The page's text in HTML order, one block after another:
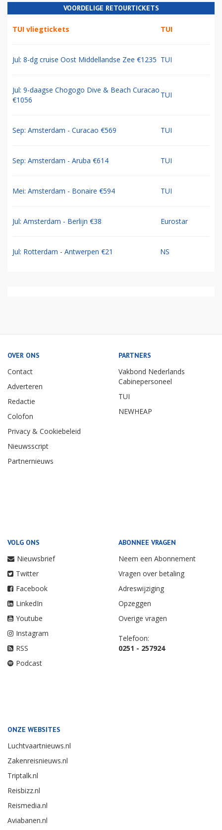
VOORDELIGE RETOURTICKETS
TUI vliegtickets TUI
Jul: 8-dg cruise Oost Middellandse Zee €1235 TUI
Jul: 9-daagse Chogogo Dive & Beach Curacao
€1056
TUI
Sep: Amsterdam - Curacao €569 TUI
Sep: Amsterdam - Aruba €614 TUI
Mei: Amsterdam - Bonaire €594 TUI
Jul: Amsterdam - Berlijn €38 Eurostar
Jul: Rotterdam - Antwerpen €21 NS
OVER ONS
Contact
Adverteren
Redactie
Colofon
Privacy & Cookiebeleid
Nieuwsscript
Partnernieuws
PARTNERS
Vakbond Nederlands
Cabinepersoneel
TUI
NEWHEAP
VOLG ONS
Nieuwsbrief
Twitter
Facebook
LinkedIn
Youtube
Instagram
RSS
Podcast
ABONNEE VRAGEN
Neem een Abonnement
Vragen over betaling
Adreswijziging
Opzeggen
Overige vragen
Telefoon:
0251 - 257924
ONZE WEBSITES
Luchtvaartnieuws.nl
Zakenreisnieuws.nl
Triptalk.nl
Reisbizz.nl
Reismedia.nl
Aviabanen.nl